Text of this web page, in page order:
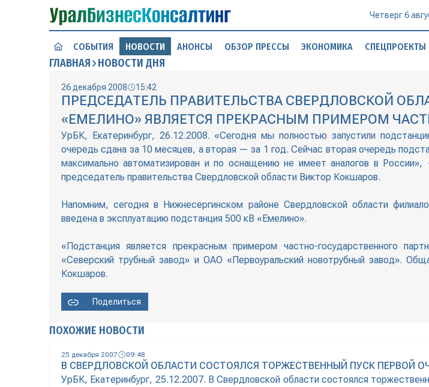
Четверг 6
СОБЫТИЯ НОВОСТИ АНОНСЫ ОБЗОР ПРЕССЫ ЭКОНОМИКА СПЕЦПРОЕКТЫ
ГЛАВНАЯ НОВОСТИ ДНЯ
26 декабря 2008 15:42
ПРЕДСЕДАТЕЛЬ ПРАВИТЕЛЬСТВА СВЕРДЛОВСКОЙ
«ЕМЕЛИНО» ЯВЛЯЕТСЯ ПРЕКРАСНЫМ ПРИМЕРОМ
УрБК, Екатеринбург, 26.12.2008. «Сегодня мы полностью запустили
очередь сдана за 10 месяцев, а вторая — за 1 год. Сейчас вторая очередь
максимально автоматизирован и по оснащению не имеет аналогов в
председатель правительства Свердловской области Виктор Кокшаров.
Напомним, сегодня в Нижнесергинском районе Свердловской области
введена в эксплуатацию подстанция 500 кВ «Емелино».
«Подстанция является прекрасным примером частно-государственного
«Северский трубный завод» и ОАО «Первоуральский новотрубный завод».
Кокшаров.
Поделиться
ПОХОЖИЕ НОВОСТИ
25 декабря 2007 09:48
В СВЕРДЛОВСКОЙ ОБЛАСТИ СОСТОЯЛСЯ ТОРЖЕСТВЕННЫЙ ПУСК ПЕРВОЙ
УрБК, Екатеринбург, 25.12.2007. В Свердловской области состоялся